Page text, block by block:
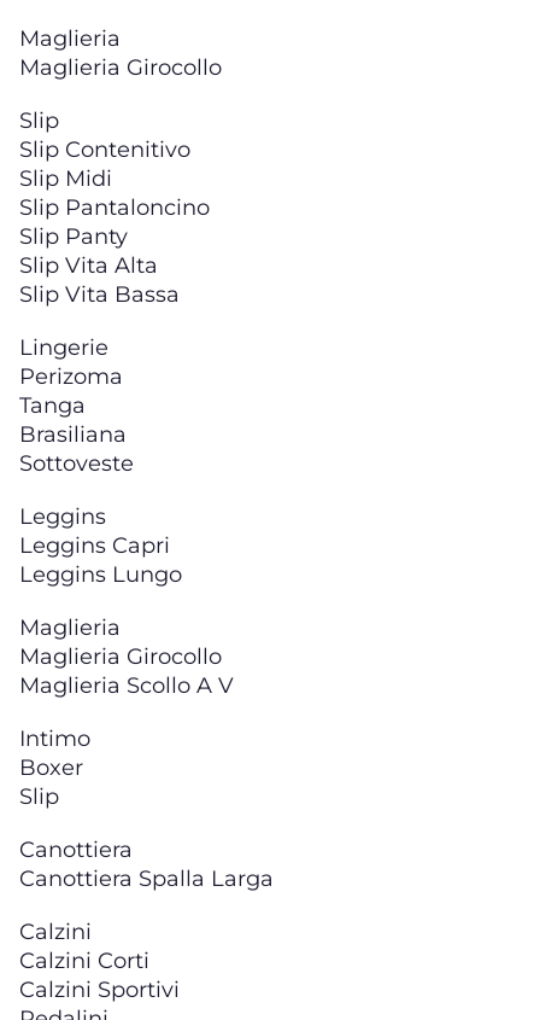
Maglieria
Maglieria Girocollo
Slip
Slip Contenitivo
Slip Midi
Slip Pantaloncino
Slip Panty
Slip Vita Alta
Slip Vita Bassa
Lingerie
Perizoma
Tanga
Brasiliana
Sottoveste
Leggins
Leggins Capri
Leggins Lungo
Maglieria
Maglieria Girocollo
Maglieria Scollo A V
Intimo
Boxer
Slip
Canottiera
Canottiera Spalla Larga
Calzini
Calzini Corti
Calzini Sportivi